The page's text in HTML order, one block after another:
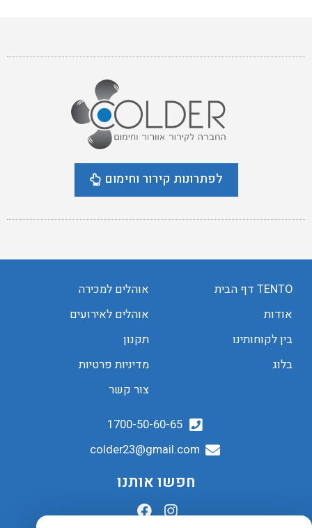
לפתרונות קירור וחימום
TENTO דף הבית
אודות
בין לקוחותינו
בלוג
אוהלים למכירה
אוהלים לאירועים
תקנון
מדיניות פרטיות
צור קשר
1700-50-60-65
colder23@gmail.com
חפשו אותנו